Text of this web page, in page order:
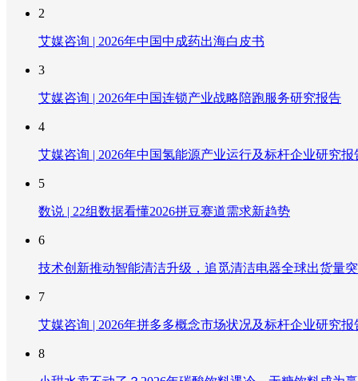
2
艾媒咨询 | 2026年中国中成药出海白皮书
3
艾媒咨询 | 2026年中国连锁产业战略陪跑服务研究报告
4
艾媒咨询 | 2026年中国氢能源产业运行及标杆企业研究报
5
数说 | 22组数据看懂2026拼豆赛道需求新趋势
6
技术创新推动智能清洁升级，追觅清洁电器全球出货量
7
艾媒咨询 | 2026年拼多多概念市场状况及标杆企业研究报
8